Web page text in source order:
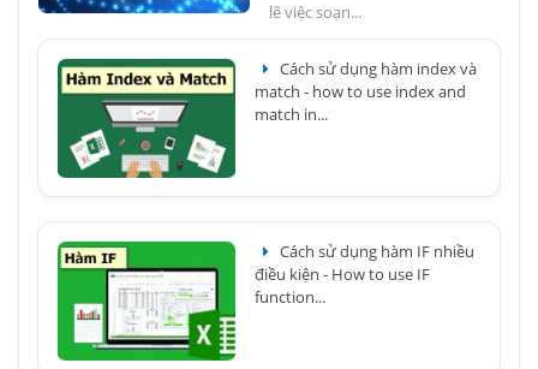
lẽ việc soạn...
Cách sử dụng hàm index và
match - how to use index and
match in...
Cách sử dụng hàm IF nhiều
điều kiện - How to use IF
function...